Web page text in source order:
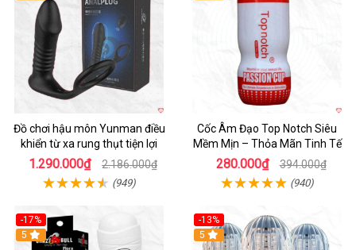
Đồ chơi hậu môn Yunman điều
khiển từ xa rung thụt tiện lợi
1.290.000₫ 2.186.000₫
(949)
Cốc Âm Đạo Top Notch Siêu
Mềm Mịn – Thỏa Mãn Tinh Tế
280.000₫ 394.000₫
(940)
-17%
5
-13%
Hot
5